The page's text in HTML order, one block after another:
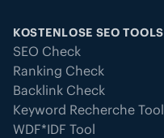
KOSTENLOSE SEO TOOLS
SEO Check
Ranking Check
Backlink Check
Keyword Recherche Tool
WDF*IDF Tool